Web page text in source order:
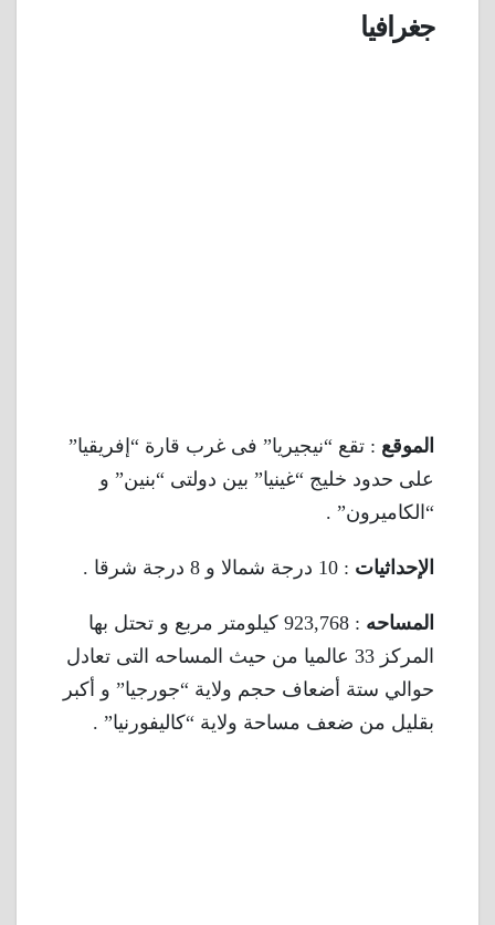
جغرافيا
الموقع : تقع “نيجيريا” فى غرب قارة “إفريقيا”
على حدود خليج “غينيا” بين دولتى “بنين” و
“الكاميرون” .
الإحداثيات : 10 درجة شمالا و 8 درجة شرقا .
المساحه
: 923,768 كيلومتر مربع و تحتل بها
المركز 33 عالميا من حيث المساحه التى تعادل
حوالي ستة أضعاف حجم ولاية “جورجيا” و أكبر
بقليل من ضعف مساحة ولاية “كاليفورنيا” .